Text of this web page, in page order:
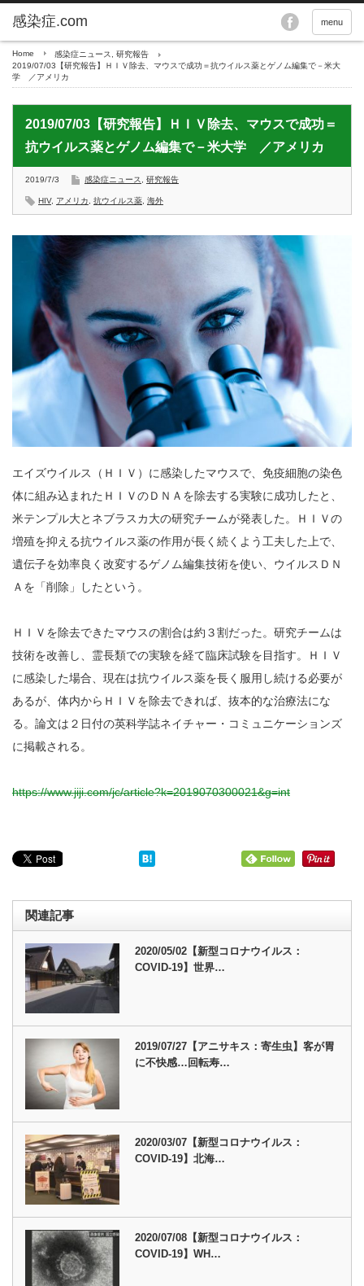
menu
Home 感染症ニュース
研究報告
2019/07/03【研究報告】ＨＩＶ除去、マウスで成功＝抗ウイルス薬とゲノム編集で－米大
学 ／アメリカ
2019/07/03【研究報告】ＨＩＶ除去、マウスで成功＝
抗ウイルス薬とゲノム編集で－米大学 ／アメリカ
2019/7/3 感染症ニュース 研究報告
HIV, アメリカ 抗ウイルス薬 海外
エイズウイルス（ＨＩＶ）に感染したマウスで、免疫細胞の染色
体に組み込まれたＨＩＶのＤＮＡを除去する実験に成功したと、
米テンプル大とネブラスカ大の研究チームが発表した。ＨＩＶの
増殖を抑える抗ウイルス薬の作用が長く続くよう工夫した上で、
遺伝子を効率良く改変するゲノム編集技術を使い、ウイルスＤＮ
Ａを「削除」したという。
ＨＩＶを除去できたマウスの割合は約３割だった。研究チームは
技術を改善し、霊長類での実験を経て臨床試験を目指す。ＨＩＶ
に感染した場合、現在は抗ウイルス薬を長く服用し続ける必要が
あるが、体内からＨＩＶを除去できれば、抜本的な治療法にな
る。論文は２日付の英科学誌ネイチャー・コミュニケーションズ
に掲載される。
https://www.jiji.com/jc/article?k=2019070300021&g=int
関連記事
2020/05/02【新型コロナウイルス：
COVID-19】世界…
2019/07/27【アニサキス：寄生虫】客が胃
に不快感…回転寿…
2020/03/07【新型コロナウイルス：
COVID-19】北海…
2020/07/08【新型コロナウイルス：
COVID-19】WH…